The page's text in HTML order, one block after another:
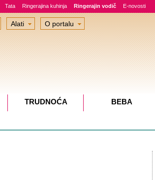
Tata Ringerajina kuhinja Ringerajin vodič E-novosti
Alati O portalu
TRUDNOĆA BEBA